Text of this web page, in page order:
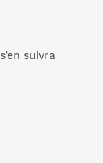
suivra